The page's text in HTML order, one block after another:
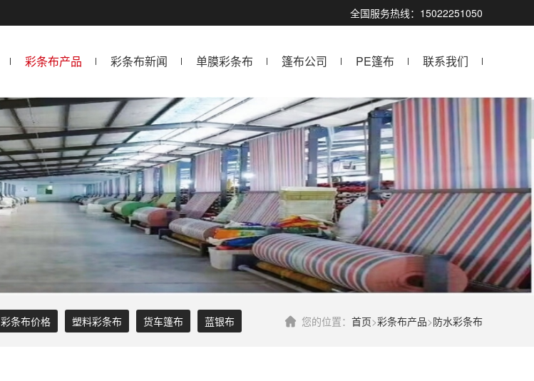
全国服务热线：15022251050
彩条布产品 彩条布新闻 单膜彩条布 篷布公司 PE篷布 联系我们
您的位置： 首页>彩条布产品>防水彩条布
彩条布价格 塑料彩条布 货车篷布 蓝银布